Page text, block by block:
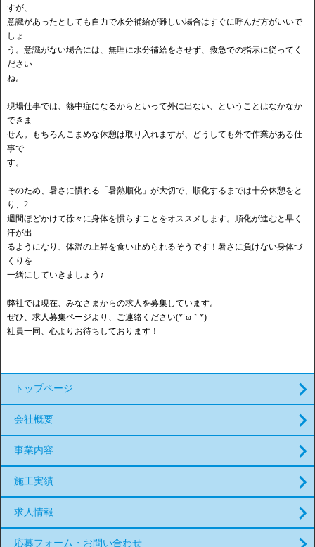
すが、
意識があったとしても自力で水分補給が難しい場合はすぐに呼んだ方がいいで
しょ
う。意識がない場合には、無理に水分補給をさせず、救急での指示に従ってく
ださい
ね。
現場仕事では、熱中症になるからといって外に出ない、ということはなかなか
できま
せん。もちろんこまめな休憩は取り入れますが、どうしても外で作業がある仕
事で
す。
そのため、暑さに慣れる「暑熱順化」が大切で、順化するまでは十分休憩をと
り、2
週間ほどかけて徐々に身体を慣らすことをオススメします。順化が進むと早く
汗が出
るようになり、体温の上昇を食い止められるそうです！暑さに負けない身体づ
くりを
一緒にしていきましょう♪
弊社では現在、みなさまからの求人を募集しています。
ぜひ、求人募集ページより、ご連絡ください(*´ω｀*)
社員一同、心よりお待ちしております！
トップページ
会社概要
事業内容
施工実績
求人情報
応募フォーム・お問い合わせ